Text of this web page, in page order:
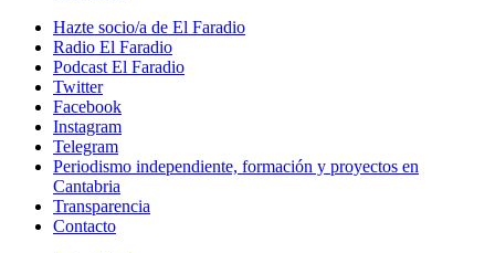
Hazte socio/a de El Faradio
Radio El Faradio
Podcast El Faradio
Twitter
Facebook
Instagram
Telegram
Periodismo independiente, formación y proyectos en
Cantabria
Transparencia
Contacto